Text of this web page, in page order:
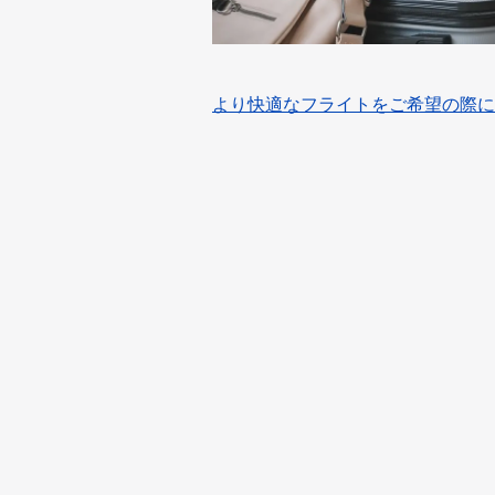
より快適なフライトをご希望の際